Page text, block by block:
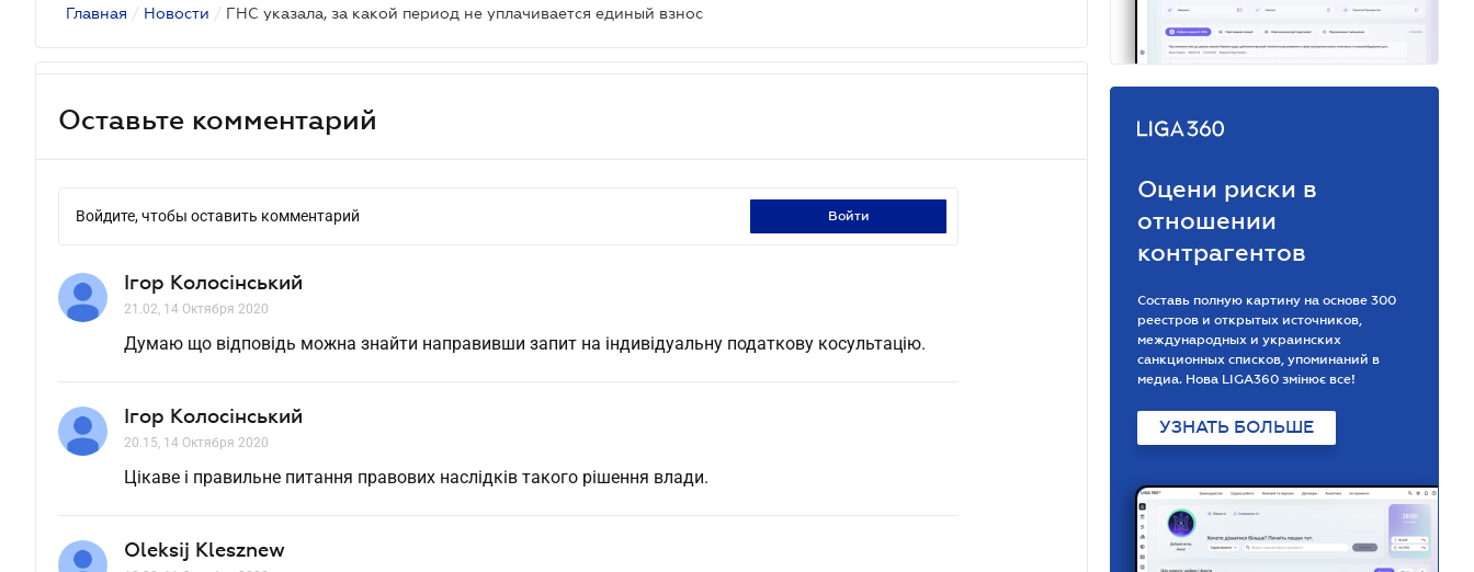
Главная / Новости / ГНС указала, за какой период не уплачивается единый взнос
Оставьте комментарий
Войдите, чтобы оставить комментарий войти
Ігор Колосінський
21.02, 14 Октября 2020
Думаю що відповідь можна знайти направивши запит на індивідуальну податкову косультацію.
Ігор Колосінський
20.15, 14 Октября 2020
Цікаве і правильне питання правових наслідків такого рішення влади.
Oleksij Klesznew
Оцени риски в
отношении
контрагентов
Составь полную картину на основе 300
реестров и открытых источников,
международных и украинских
санкционных списков, упоминаний в
медиа. Нова LIGA360 змінює все!
УЗНАТЬ БОЛЬШЕ